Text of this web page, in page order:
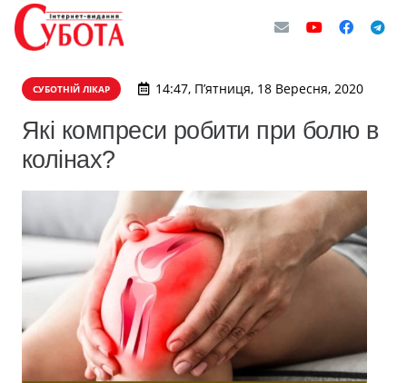
СУБОТНІЙ ЛІКАР 14:47, П’ятниця, 18 Вересня, 2020
Які компреси робити при болю в
колінах?